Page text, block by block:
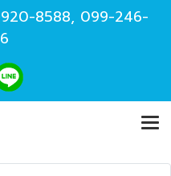
8588, 099-246-